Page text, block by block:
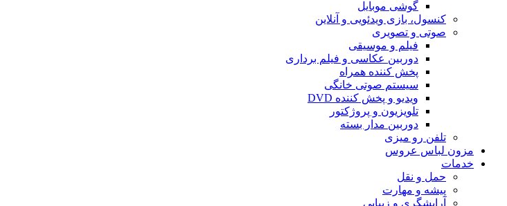
گوشی موبایل
کنسول، بازی‌ ویدئویی و آنلاین
صوتی و تصویری
فیلم و موسیقی
دوربین عکاسی و فیلم برداری
پخش کننده همراه
سیستم صوتی خانگی
ویدیو و پخش کننده DVD
تلویزیون و پروژکتور
دوربین مدار بسته
تلفن رو میزی
مزون لباس عروس
خدمات
حمل و نقل
پیشه و مهارت
آرایشگری و زیبایی